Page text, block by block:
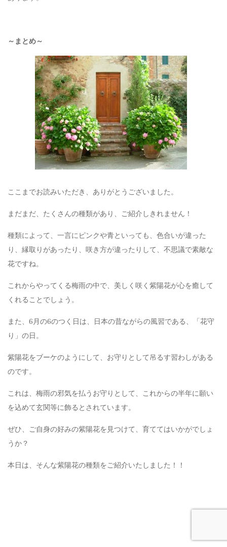
～まとめ～
ここまでお読みいただき、ありがとうございました。
まだまだ、たくさんの種類があり、ご紹介しきれません！
種類によって、一言にピンクや青といっても、色合いが違った
り、縁取りがあったり、咲き方が違ったりして、不思議で素敵な
花ですね。
これからやってくる梅雨の中で、美しく咲く紫陽花が心を癒して
くれることでしょう。
また、6月の6のつく日は、日本の昔ながらの風習である、「花守
り」の日。
紫陽花をブーケのようにして、お守りとして吊るす習わしがある
のです。
これは、梅雨の邪気を払うお守りとして、これからの半年に願い
を込めて玄関等に飾るとされています。
ぜひ、ご自身の好みの紫陽花を見つけて、育ててはいかがでしょ
うか？
本日は、そんな紫陽花の種類をご紹介いたしました！！